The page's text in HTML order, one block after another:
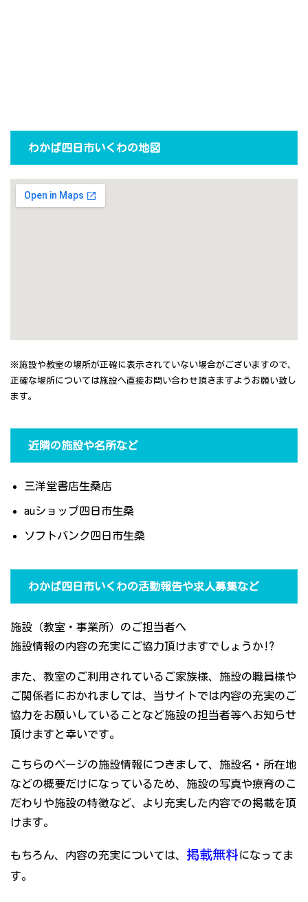
わかば四日市いくわの地図
※施設や教室の場所が正確に表示されていない場合がございますので、
正確な場所については施設へ直接お問い合わせ頂きますようお願い致し
ます。
近隣の施設や名所など
三洋堂書店生桑店
auショップ四日市生桑
ソフトバンク四日市生桑
わかば四日市いくわの活動報告や求人募集など
施設（教室・事業所）のご担当者へ
施設情報の内容の充実にご協力頂けますでしょうか!?
また、教室のご利用されているご家族様、施設の職員様や
ご関係者におかれましては、当サイトでは内容の充実のご
協力をお願いしていることなど施設の担当者等へお知らせ
頂けますと幸いです。
こちらのページの施設情報につきまして、施設名・所在地
などの概要だけになっているため、施設の写真や療育のこ
だわりや施設の特徴など、より充実した内容での掲載を頂
けます。
もちろん、内容の充実については、 掲載無料になってま
す。